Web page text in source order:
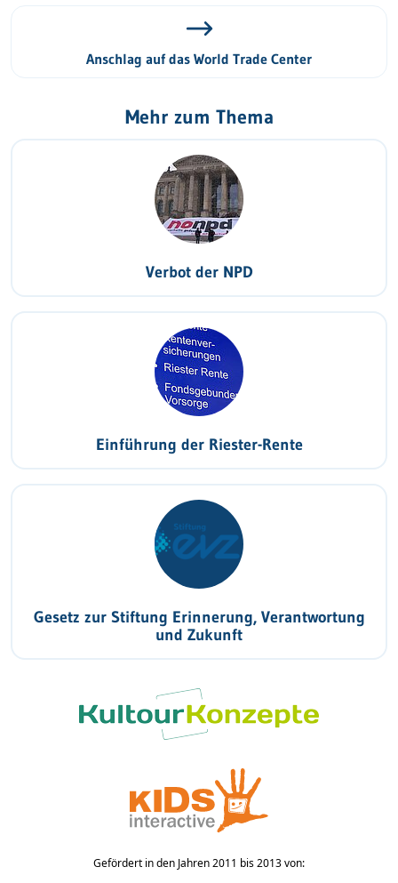
Anschlag auf das World Trade Center
Mehr zum Thema
Verbot der NPD
Einführung der Riester-Rente
Gesetz zur Stiftung Erinnerung, Verantwortung
und Zukunft
Gefördert in den Jahren 2011 bis 2013 von: